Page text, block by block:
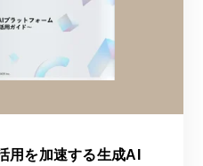
用を加速する生成AI